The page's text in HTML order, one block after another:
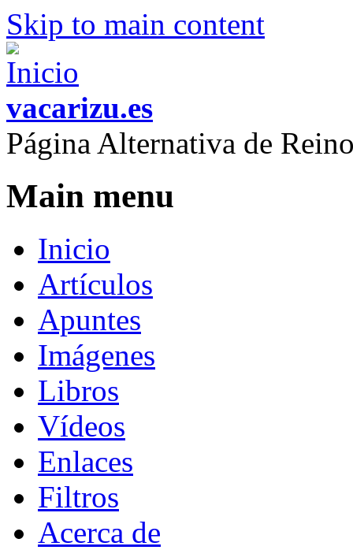
Skip to main content
vacarizu.es
Página Alternativa de
Main menu
Inicio
Artículos
Apuntes
Imágenes
Libros
Vídeos
Enlaces
Filtros
Acerca de